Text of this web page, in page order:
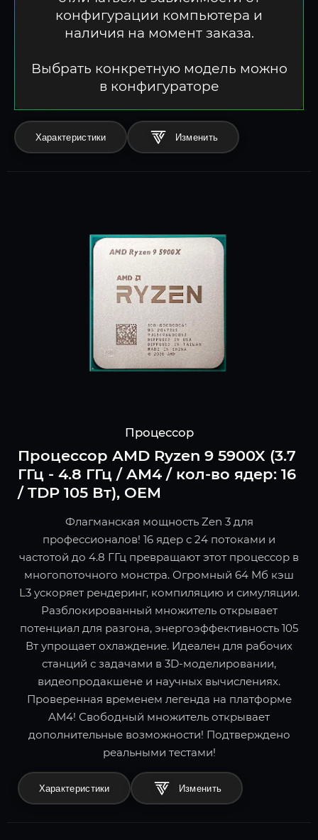
конфигурации компьютера и
наличия на момент заказа.
Выбрать конкретную модель можно
в конфигураторе
Характеристики
Процессор
Процессор AMD Ryzen 9 5900X (3.7
ГГц - 4.8 ГГц / AM4 / кол-во ядер: 16
/ TDP 105 Вт), OEM
Флагманская мощность Zen 3 для
профессионалов! 16 ядер с 24 потоками и
частотой до 4.8 ГГц превращают этот процессор в
многопоточного монстра. Огромный 64 Мб кэш
L3 ускоряет рендеринг, компиляцию и симуляции.
Разблокированный множитель открывает
потенциал для разгона, энергоэффективность 105
Вт упрощает охлаждение. Идеален для рабочих
станций с задачами в 3D-моделировании,
видеопродакшене и научных вычислениях.
Проверенная временем легенда на платформе
AM4! Свободный множитель открывает
дополнительные возможности! Подтверждено
реальными тестами!
Характеристики